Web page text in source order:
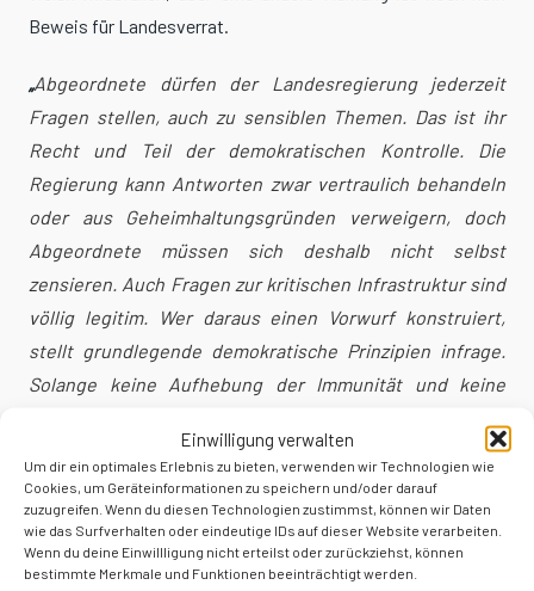
Einwilligung verwalten
Um dir ein optimales Erlebnis zu bieten, verwenden wir Technologien wie
Cookies, um Geräteinformationen zu speichern und/oder darauf
zuzugreifen. Wenn du diesen Technologien zustimmst, können wir Daten
wie das Surfverhalten oder eindeutige IDs auf dieser Website verarbeiten.
Wenn du deine Einwillligung nicht erteilst oder zurückziehst, können
bestimmte Merkmale und Funktionen beeinträchtigt werden.
Beweis für Landesverrat.
„Abgeordnete dürfen der Landesregierung jederzeit
Fragen stellen, auch zu sensiblen Themen. Das ist ihr
Recht und Teil der demokratischen Kontrolle. Die
Regierung kann Antworten zwar vertraulich behandeln
oder aus Geheimhaltungsgründen verweigern, doch
Abgeordnete müssen sich deshalb nicht selbst
zensieren. Auch Fragen zur kritischen Infrastruktur sind
völlig legitim. Wer daraus einen Vorwurf konstruiert,
stellt grundlegende demokratische Prinzipien infrage.
Solange keine Aufhebung der Immunität und keine
Unschuldsvermutung. Das sollte gerade ein
Innenminister respektieren.“
Die eigentliche Gefahr liegt woanders:Wenn politische
Kritik reflexhaft kriminalisiert wird, verliert der